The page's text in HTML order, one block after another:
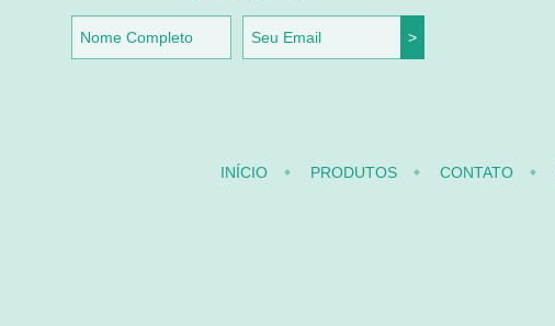
INÍCIO PRODUTOS CONTATO